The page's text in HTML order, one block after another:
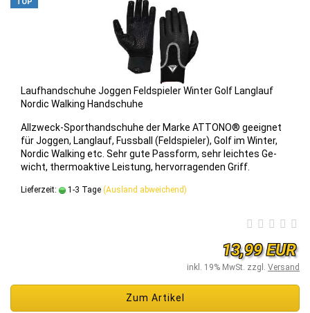
Lauf­hand­schu­he Jog­gen Feld­spie­ler Win­ter Golf Lang­lauf
Nor­dic Wal­king Hand­schu­he
Allzweck-​Sporthandschuhe der Marke AT­TO­NO® ge­eig­net
für Jog­gen, Lang­lauf, Fuss­ball (Feld­spie­ler), Golf im Win­ter,
Nor­dic Wal­king etc. Sehr gute Pass­form, sehr leich­tes Ge­
wicht, ther­mo­ak­ti­ve Leis­tung, her­vor­ra­gen­den Griff.
Lieferzeit: 1-3 Tage (Ausland abweichend)
13,99 EUR
inkl. 19% MwSt. zzgl. Versand
Zum Artikel